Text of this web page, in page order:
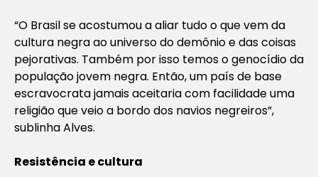
“O Brasil se acostumou a aliar tudo o que vem da
cultura negra ao universo do demônio e das coisas
pejorativas. Também por isso temos o genocídio da
população jovem negra. Então, um país de base
escravocrata jamais aceitaria com facilidade uma
religião que veio a bordo dos navios negreiros”,
sublinha Alves.
Resistência e cultura